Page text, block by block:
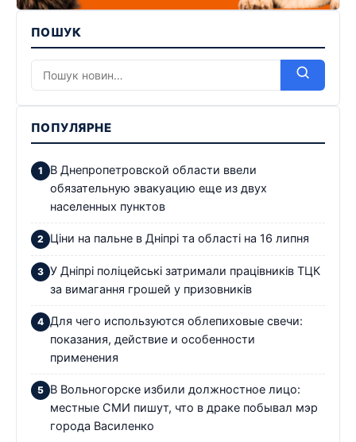
ПОШУК
ПОПУЛЯРНЕ
В Днепропетровской области ввели
обязательную эвакуацию еще из двух
населенных пунктов
Ціни на пальне в Дніпрі та області на 16 липня
У Дніпрі поліцейські затримали працівників ТЦК
за вимагання грошей у призовників
Для чего используются облепиховые свечи:
показания, действие и особенности
применения
В Вольногорске избили должностное лицо:
местные СМИ пишут, что в драке побывал мэр
города Василенко